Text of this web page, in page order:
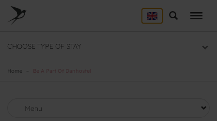
main
Search
CHOOSE TYPE OF STAY
ACCOMMODATION
Home
Menu